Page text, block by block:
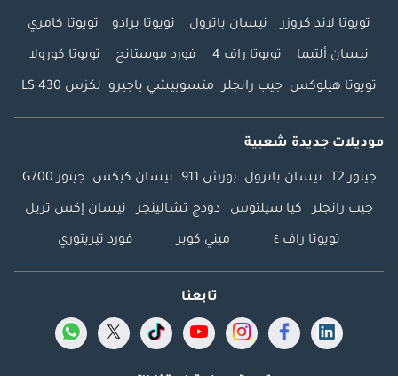
تويوتا لاند كروزر نيسان باترول تويوتا برادو تويوتا كامري
نيسان ألتيما تويوتا راف 4 فورد موستانج تويوتا كورولا
تويوتا هيلوكس جيب رانجلر متسوبيشي باجيرو لكزس LS 430
موديلات جديدة شعبية
جيتور T2 نيسان باترول بورش 911 نيسان كيكس جيتور G700
جيب رانجلر كيا سيلتوس دودج تشالينجر نيسان إكس تريل
تويوتا راف ٤ ميني كوبر فورد تيريتوري
تابعنا